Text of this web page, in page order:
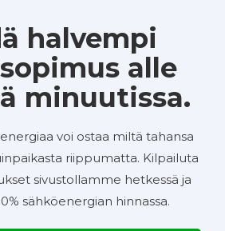
halvempi
alle
minuutissa.
voi ostaa miltä tahansa
riippumatta. Kilpailuta
sivustollamme hetkessä ja
sähköenergian hinnassa.